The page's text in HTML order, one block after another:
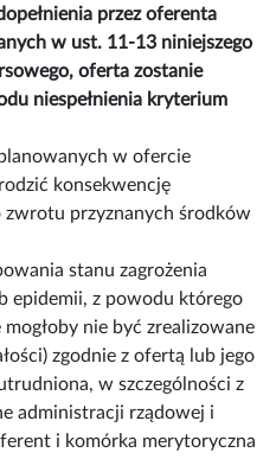
przez oferenta
w ust. 11-13 niniejszego
oferta zostanie
niespełnienia kryterium
w ofercie
konsekwencję
zwrotu przyznanych środków
stanu zagrożenia
epidemii, z powodu którego
nie być zrealizowane
zgodnie z ofertą lub jego
w szczególności z
administracji rządowej i
i komórka merytoryczna